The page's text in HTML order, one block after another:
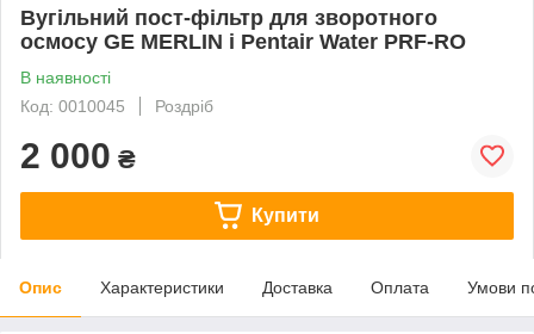
Вугільний пост-фільтр для зворотного
осмосу GE MERLIN і Pentair Water PRF-RO
В наявності
Код: 0010045
Роздріб
2 000 ₴
Купити
Опис Характеристики Доставка Оплата Умови